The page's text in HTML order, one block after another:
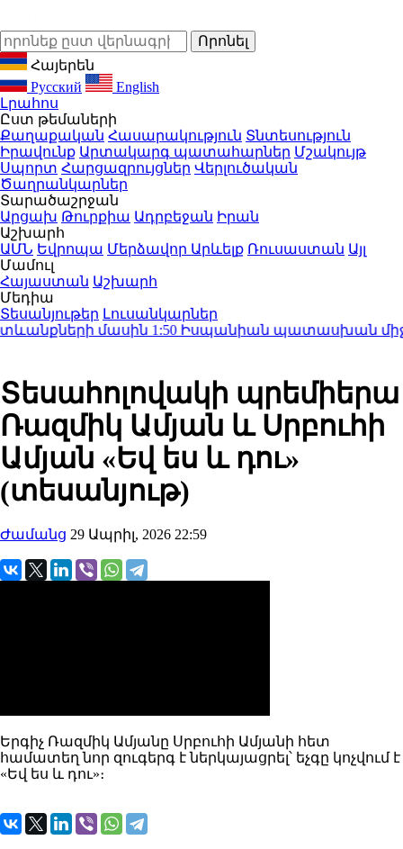
Հայերեն
Русский
English
Լրահոս
Ըստ թեմաների
Քաղաքական Հասարակություն Տնտեսություն
Իրավունք Արտակարգ պատահարներ Մշակույթ
Սպորտ Հարցազրույցներ Վերլուծական
Ծաղրանկարներ
Տարածաշրջան
Արցախ Թուրքիա Ադրբեջան Իրան
Աշխարհ
ԱՄՆ Եվրոպա Մերձավոր Արևելք Ռուսաստան Այլ
Մամուլ
Հայաստան Աշխարհ
Մեդիա
Տեսանյութեր Լուսանկարներ
մասին1:50 Իսպանիան պատասխան
Տեսահոլովակի պրեմիերա
Ռազմիկ Ամյան և Սրբուհի
Ամյան «Եվ ես և դու»
(տեսանյութ)
Ժամանց 29 Ապրիլ, 2026 22:59
Երգիչ Ռազմիկ Ամյանը Սրբուհի Ամյանի հետ
համատեղ նոր զուգերգ է ներկայացրել՝ եչգը կոչվում է
«Եվ ես և դու»։